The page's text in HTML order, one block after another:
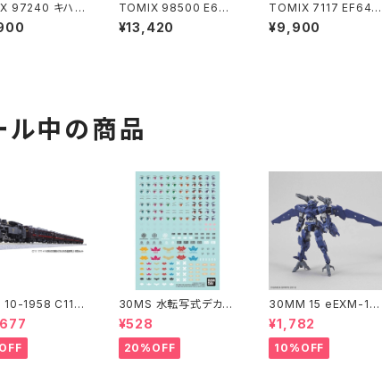
97240 キハ4
ディーゼルカ
）セット（5両） N
TOMIX 98500 E6系
秋田新幹線（こまち）基
本セット（3両） Nゲージ
¥13,420
TOMIX 7117 EF64-0
形(5次形･高崎車両セン
ター) Nゲージ 鉄道模
¥9,900
ル中の商品
10-1958 C11 1
｢SL冬の湿原
セット 特企品 N
鉄道模型 北海
在庫品）
30MS 水転写式デカー
ル 汎用1
¥528
20%OFF
30MM 15 eEXM-17
アルト(空中戦仕様)ネイ
ビー
¥1,782
10%OFF